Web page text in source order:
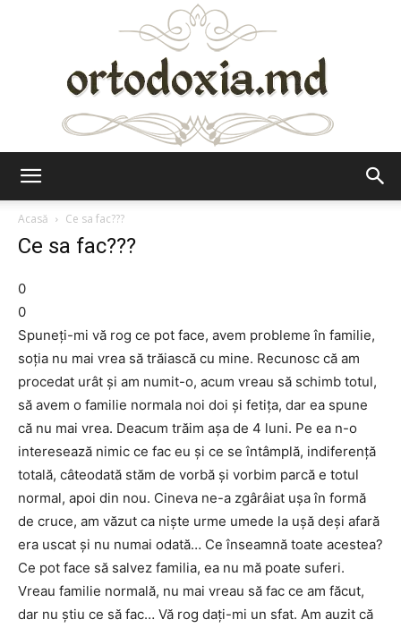
Acasă
Ce sa fac???
Ce sa fac???
0
0
Spuneți-mi vă rog ce pot face, avem probleme în familie,
soția nu mai vrea să trăiască cu mine. Recunosc că am
procedat urât și am numit-o, acum vreau să schimb totul,
să avem o familie normala noi doi și fetița, dar ea spune
că nu mai vrea. Deacum trăim așa de 4 luni. Pe ea n-o
interesează nimic ce fac eu și ce se întâmplă, indiferență
totală, câteodată stăm de vorbă și vorbim parcă e totul
normal, apoi din nou. Cineva ne-a zgârâiat ușa în formă
de cruce, am văzut ca niște urme umede la ușă deși afară
era uscat și nu numai odată… Ce înseamnă toate acestea?
Ce pot face să salvez familia, ea nu mă poate suferi.
Vreau familie normală, nu mai vreau să fac ce am făcut,
dar nu știu ce să fac… Vă rog dați-mi un sfat. Am auzit că